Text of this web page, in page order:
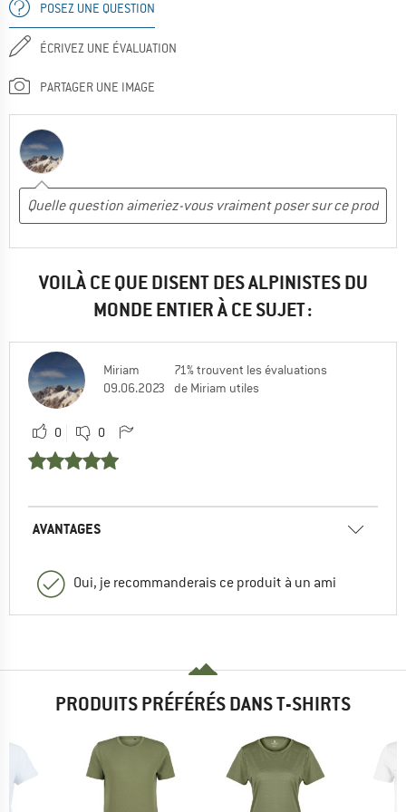
POSEZ UNE QUESTION
ÉCRIVEZ UNE ÉVALUATION
PARTAGER UNE IMAGE
VOILÀ CE QUE DISENT DES ALPINISTES DU
MONDE ENTIER À CE SUJET :
Miriam
09.06.2023
71% trouvent les évaluations
de Miriam utiles
0 0
AVANTAGES
Oui, je recommanderais ce produit à un ami
PRODUITS PRÉFÉRÉS DANS T-SHIRTS